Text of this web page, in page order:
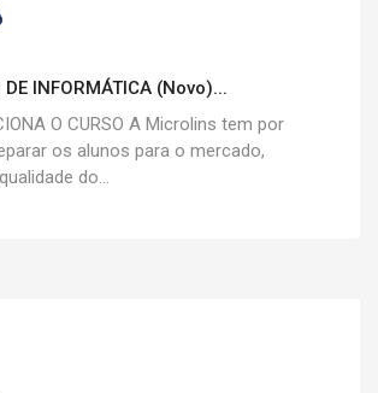
DE INFORMÁTICA (Novo)...
O CURSO A Microlins tem por
os alunos para o mercado,
do...